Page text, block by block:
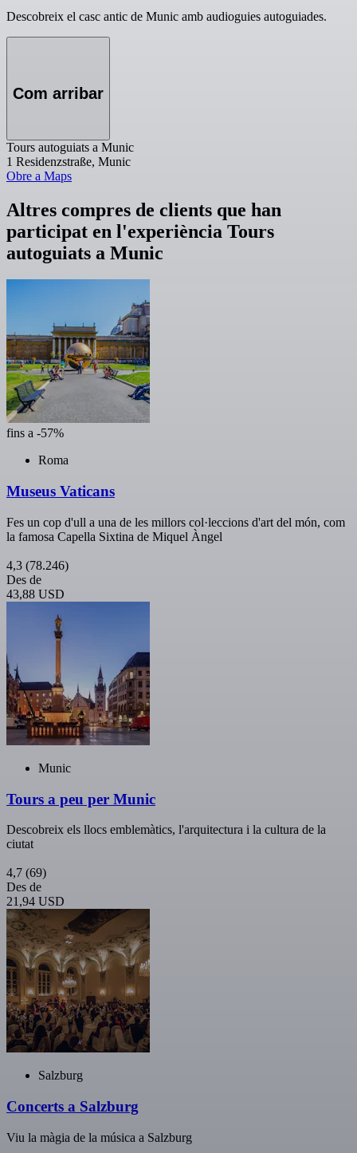
Descobreix el casc antic de Munic amb audioguies autoguiades.
Com arribar
Tours autoguiats a Munic
1 Residenzstraße, Munic
Obre a Maps
Altres compres de clients que han
participat en l'experiència Tours
autoguiats a Munic
fins a -57%
Roma
Museus Vaticans
Fes un cop d'ull a una de les millors col·leccions d'art del món, com
la famosa Capella Sixtina de Miquel Àngel
4,3 (78.246)
Des de
43,88 USD
Munic
Tours a peu per Munic
Descobreix els llocs emblemàtics, l'arquitectura i la cultura de la
ciutat
4,7 (69)
Des de
21,94 USD
Salzburg
Concerts a Salzburg
Viu la màgia de la música a Salzburg